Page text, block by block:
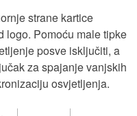
strane kartice
logo. Pomoću male tipke
posve isključiti, a
za spajanje vanjskih
osvjetljenja.